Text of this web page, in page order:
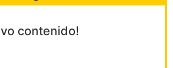
contenido!